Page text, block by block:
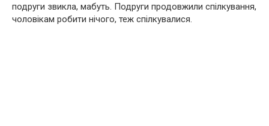
подруги звикла, мабуть. Подруги продовжили спілкування,
чоловікам робити нічого, теж спілкувалися.